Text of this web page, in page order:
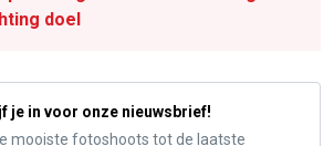
doel
je in voor onze nieuwsbrief!
mooiste fotoshoots tot de laatste